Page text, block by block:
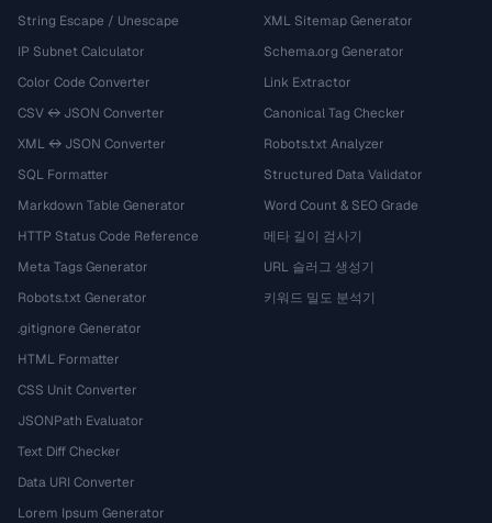
String Escape / Unescape
IP Subnet Calculator
Color Code Converter
CSV ↔ JSON Converter
XML ↔ JSON Converter
SQL Formatter
Markdown Table Generator
HTTP Status Code Reference
Meta Tags Generator
Robots.txt Generator
.gitignore Generator
HTML Formatter
CSS Unit Converter
JSONPath Evaluator
Text Diff Checker
Data URI Converter
Lorem Ipsum Generator
XML Sitemap Generator
Schema.org Generator
Link Extractor
Canonical Tag Checker
Robots.txt Analyzer
Structured Data Validator
Word Count & SEO Grade
메타 길이 검사기
URL 슬러그 생성기
키워드 밀도 분석기